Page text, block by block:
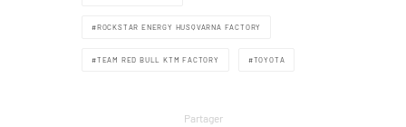
ROCKSTAR ENERGY HUSQVARNA FACTORY
TEAM RED BULL KTM FACTORY TOYOTA
Partager